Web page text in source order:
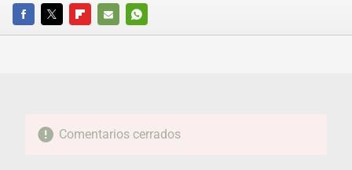
FACEBOOKTWITTERFLIPBOARD
E-
WHATSAPP
Comentarios cerrados